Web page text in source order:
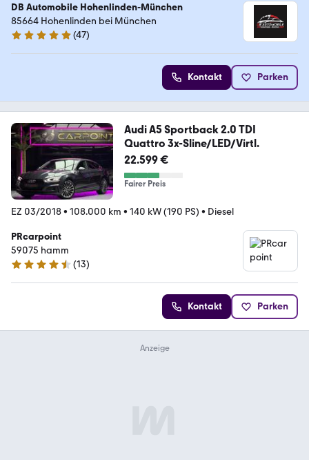
DB Automobile Hohenlinden-München
85664 Hohenlinden bei München
4.8 Sterne
(47)
Kontakt Parken
Audi A5 Sportback 2.0 TDI
Quattro 3x-Sline/LED/Virtl.
22.599 €
Fairer Preis
EZ 03/2018• 108.000 km • 140 kW (190 PS) • Diesel
PRcarpoint
59075 hamm
4.5 Sterne
(13)
Kontakt Parken